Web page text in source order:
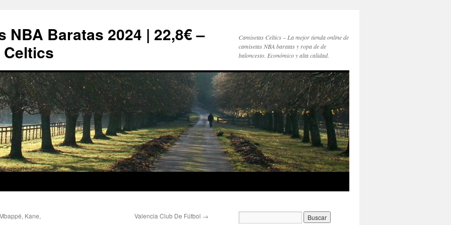
NBA Baratas 2024 | 22,8€ –
Camisetas Celtics – La mejor tienda online de
camisetas NBA baratas y ropa de de
baloncesto. Económico y alta calidad.
Kane,
Valencia Club De Fútbol →